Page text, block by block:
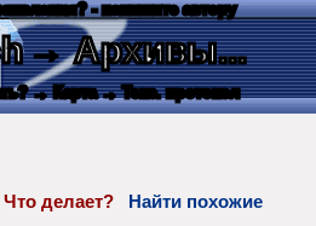
- напишите автору
→ Архивы...
→ Карта → Текс. протокол
Что делает?
Найти похожие